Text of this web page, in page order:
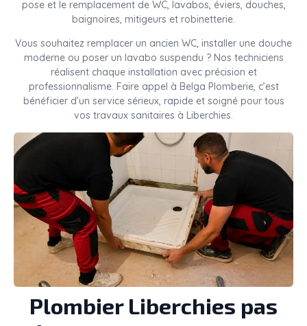
pose et le remplacement de WC, lavabos, éviers, douches,
baignoires, mitigeurs et robinetterie.
Vous souhaitez remplacer un ancien WC, installer une douche
moderne ou poser un lavabo suspendu ? Nos techniciens
réalisent chaque installation avec précision et
professionnalisme. Faire appel à Belga Plomberie, c’est
bénéficier d’un service sérieux, rapide et soigné pour tous
vos travaux sanitaires à Liberchies.
Plombier Liberchies pas